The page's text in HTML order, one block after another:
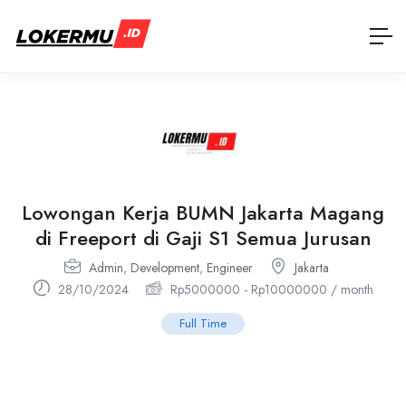
Lowongan Kerja BUMN Jakarta Magang
di Freeport di Gaji S1 Semua Jurusan
Admin, Development, Engineer
Jakarta
28/10/2024
Rp5000000 - Rp10000000 / month
Full Time